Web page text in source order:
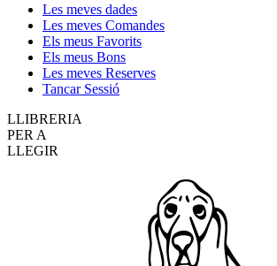
Les meves dades
Les meves Comandes
Els meus Favorits
Els meus Bons
Les meves Reserves
Tancar Sessió
LLIBRERIA
PER A
LLEGIR